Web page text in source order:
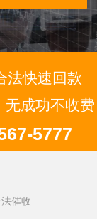
法快速回款
无成功不收费
5777
催收